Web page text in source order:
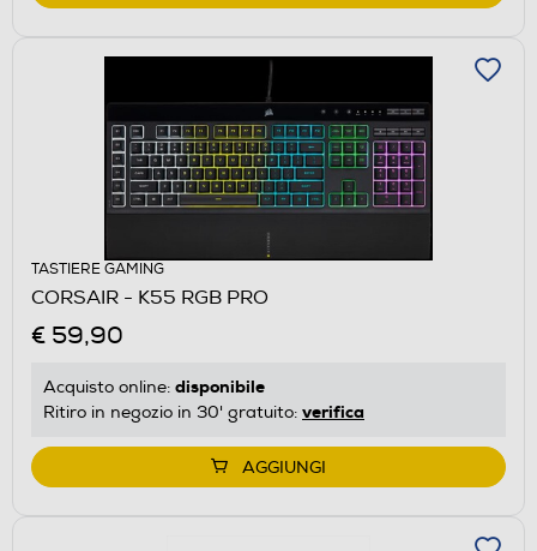
TASTIERE GAMING
CORSAIR - K55 RGB PRO
€ 59,90
Acquisto online: disponibile
Ritiro in negozio in 30' gratuito: verifica
AGGIUNGI